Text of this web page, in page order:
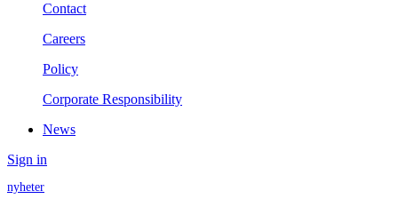
Contact
Careers
Policy
Corporate Responsibility
News
Sign in
nyheter